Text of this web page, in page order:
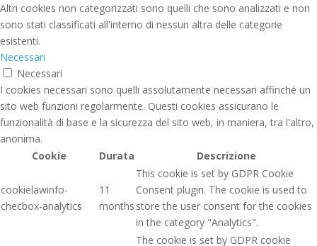
Altri cookies non categorizzati sono quelli che sono analizzati e non
sono stati classificati all'interno di nessun altra delle categorie
esistenti.
Necessari
Necessari
I cookies necessari sono quelli assolutamente necessari affinché un
sito web funzioni regolarmente. Questi cookies assicurano le
funzionalità di base e la sicurezza del sito web, in maniera, tra l'altro,
anonima.
Cookie
Durata Descrizione
cookielawinfo-
checbox-analytics
11
months
This cookie is set by GDPR Cookie
Consent plugin. The cookie is used to
store the user consent for the cookies
in the category "Analytics".
The cookie is set by GDPR cookie